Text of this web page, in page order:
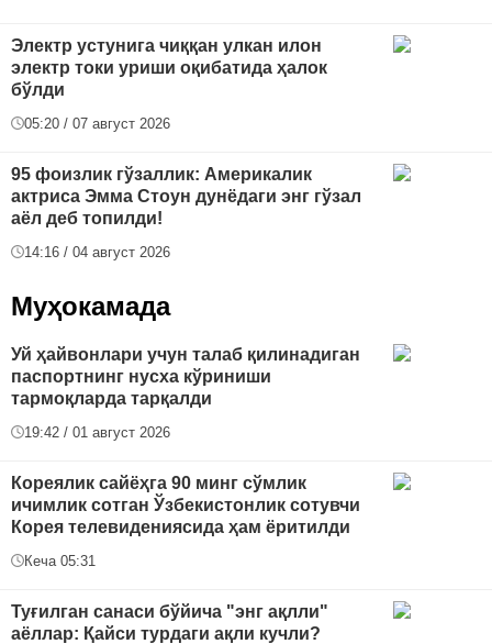
Электр устунига чиққан улкан илон
электр токи уриши оқибатида ҳалок
бўлди
05:20 / 07 август 2026
95 фоизлик гўзаллик: Америкалик
актриса Эмма Стоун дунёдаги энг гўзал
аёл деб топилди!
14:16 / 04 август 2026
Муҳокамада
Уй ҳайвонлари учун талаб қилинадиган
паспортнинг нусха кўриниши
тармоқларда тарқалди
19:42 / 01 август 2026
Кореялик сайёҳга 90 минг сўмлик
ичимлик сотган Ўзбекистонлик сотувчи
Корея телевидениясида ҳам ёритилди
Кеча 05:31
Туғилган санаси бўйича "энг ақлли"
аёллар: Қайси турдаги ақли кучли?